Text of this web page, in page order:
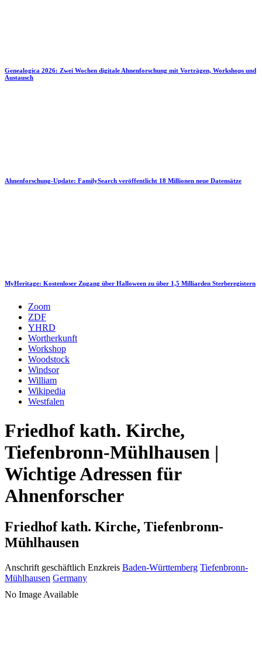
Genealogica 2026: Zwei Wochen digitale Ahnenforschung mit Vorträgen, Workshops und
Austausch
Ahnenforschung-Update: FamilySearch veröffentlicht 18 Millionen neue Datensätze
MyHeritage: Kostenloser Zugang über Halloween zu über 1,5 Milliarden Sterberegistern
Zoom
ZDF
YHRD
Wortherkunft
Workshop
Woodstock
Windsor
William
Wikipedia
Westfalen
Friedhof kath. Kirche,
Tiefenbronn-Mühlhausen |
Wichtige Adressen für
Ahnenforscher
Friedhof kath. Kirche, Tiefenbronn-
Mühlhausen
Anschrift geschäftlich Enzkreis Baden-Württemberg Tiefenbronn-
Mühlhausen Germany
No Image Available